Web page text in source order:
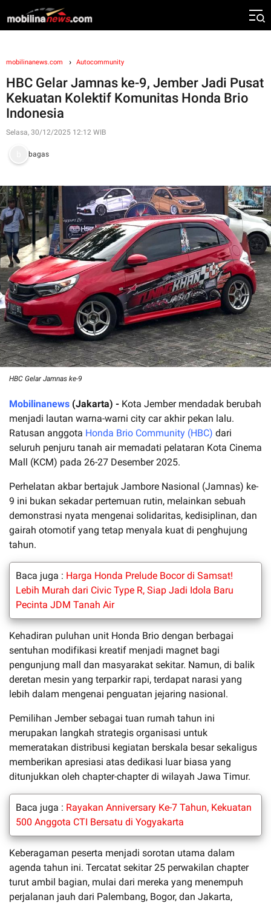
mobilinanews.com Autocommunity
HBC Gelar Jamnas ke-9, Jember Jadi Pusat
Kekuatan Kolektif Komunitas Honda Brio
Indonesia
Selasa, 30/12/2025 12:12 WIB
bagas
HBC Gelar Jamnas ke-9
Mobilinanews (Jakarta) - Kota Jember mendadak berubah
menjadi lautan warna-warni city car akhir pekan lalu.
Ratusan anggota Honda Brio Community (HBC) dari
seluruh penjuru tanah air memadati pelataran Kota Cinema
Mall (KCM) pada 26-27 Desember 2025.
Perhelatan akbar bertajuk Jambore Nasional (Jamnas) ke-
9 ini bukan sekadar pertemuan rutin, melainkan sebuah
demonstrasi nyata mengenai solidaritas, kedisiplinan, dan
gairah otomotif yang tetap menyala kuat di penghujung
tahun.
Baca juga : Harga Honda Prelude Bocor di Samsat!
Lebih Murah dari Civic Type R, Siap Jadi Idola Baru
Pecinta JDM Tanah Air
Kehadiran puluhan unit Honda Brio dengan berbagai
sentuhan modifikasi kreatif menjadi magnet bagi
pengunjung mall dan masyarakat sekitar. Namun, di balik
deretan mesin yang terparkir rapi, terdapat narasi yang
lebih dalam mengenai penguatan jejaring nasional.
Pemilihan Jember sebagai tuan rumah tahun ini
merupakan langkah strategis organisasi untuk
memeratakan distribusi kegiatan berskala besar sekaligus
memberikan apresiasi atas dedikasi luar biasa yang
ditunjukkan oleh chapter-chapter di wilayah Jawa Timur.
Baca juga : Rayakan Anniversary Ke-7 Tahun, Kekuatan
500 Anggota CTI Bersatu di Yogyakarta
Keberagaman peserta menjadi sorotan utama dalam
agenda tahun ini. Tercatat sekitar 25 perwakilan chapter
turut ambil bagian, mulai dari mereka yang menempuh
perjalanan jauh dari Palembang, Bogor, dan Jakarta,